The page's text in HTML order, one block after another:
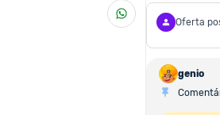
Oferta
genio